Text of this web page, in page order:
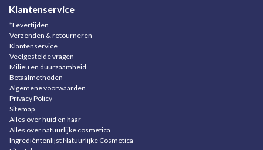
Klantenservice
*Levertijden
Verzenden & retourneren
Klantenservice
Veelgestelde vragen
Milieu en duurzaamheid
Betaalmethoden
Algemene voorwaarden
Privacy Policy
Sitemap
Alles over huid en haar
Alles over natuurlijke cosmetica
Ingrediëntenlijst Natuurlijke Cosmetica